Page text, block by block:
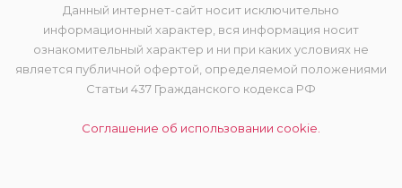
Данный интернет-сайт носит исключительно
информационный характер, вся информация носит
ознакомительный характер и ни при каких условиях не
является публичной офертой, определяемой положениями
Статьи 437 Гражданского кодекса РФ
Соглашение об использовании cookie.